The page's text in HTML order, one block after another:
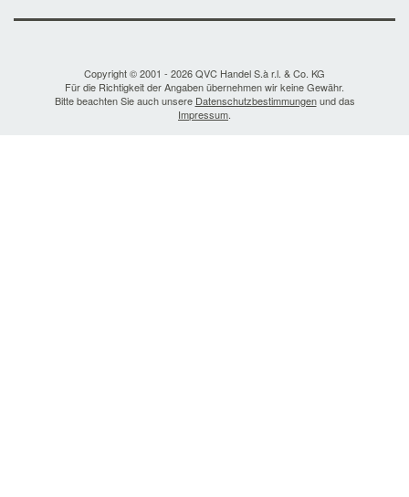
Copyright © 2001 - 2026 QVC Handel S.à r.l. & Co. KG
Für die Richtigkeit der Angaben übernehmen wir keine Gewähr.
Bitte beachten Sie auch unsere Datenschutzbestimmungenund das
Impressum.